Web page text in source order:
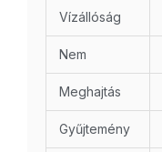
Vízállóság
Nem
Meghajtás
Gyűjtemény